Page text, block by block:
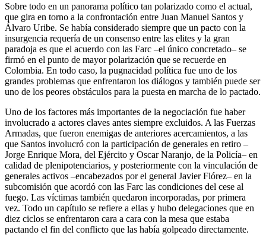
Sobre todo en un panorama político tan polarizado como el actual,
que gira en torno a la confrontación entre Juan Manuel Santos y
Álvaro Uribe. Se había considerado siempre que un pacto con la
insurgencia requería de un consenso entre las elites y la gran
paradoja es que el acuerdo con las Farc –el único concretado– se
firmó en el punto de mayor polarización que se recuerde en
Colombia. En todo caso, la pugnacidad política fue uno de los
grandes problemas que enfrentaron los diálogos y también puede ser
uno de los peores obstáculos para la puesta en marcha de lo pactado.
Uno de los factores más importantes de la negociación fue haber
involucrado a actores claves antes siempre excluidos. A las Fuerzas
Armadas, que fueron enemigas de anteriores acercamientos, a las
que Santos involucró con la participación de generales en retiro –
Jorge Enrique Mora, del Ejército y Oscar Naranjo, de la Policía– en
calidad de plenipotenciarios, y posteriormente con la vinculación de
generales activos –encabezados por el general Javier Flórez– en la
subcomisión que acordó con las Farc las condiciones del cese al
fuego. Las víctimas también quedaron incorporadas, por primera
vez. Todo un capítulo se refiere a ellas y hubo delegaciones que en
diez ciclos se enfrentaron cara a cara con la mesa que estaba
pactando el fin del conflicto que las había golpeado directamente.